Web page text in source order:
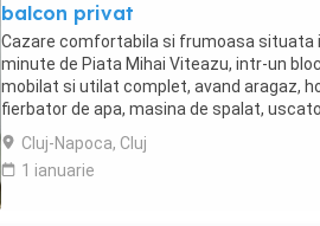
balcon privat
Cazare comfortabila si frumoasa situata
minute de Piata Mihai Viteazu, intr-un
mobilat si utilat complet, avand aragaz,
fierbator de apa, masina de spalat,
internet. Are si un ...
Cluj-Napoca, Cluj
1 ianuarie